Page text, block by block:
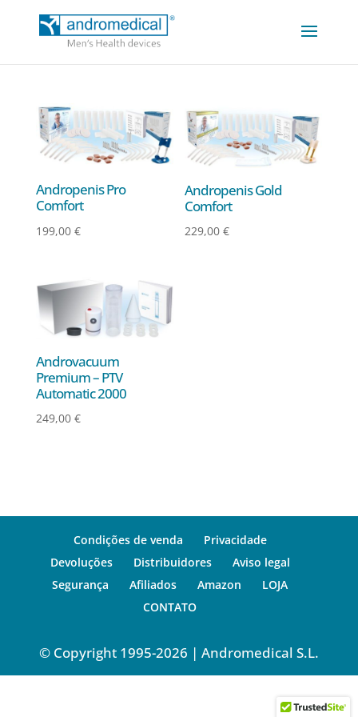
Andropenis Pro
Comfort
199,00 €
Andropenis Gold
Comfort
229,00€
Androvacuum
Premium – PTV
Automatic 2000
249,00 €
Condições de venda
Privacidade
Devoluções
Distribuidores
Aviso legal
Segurança
Afiliados Amazon
LOJA
CONTATO
© Copyright 1995-2026 | Andromedical S.L.